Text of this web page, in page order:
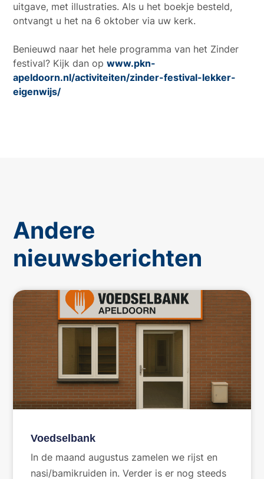
uitgave, met illustraties. Als u het boekje besteld,
ontvangt u het na 6 oktober via uw kerk.
Benieuwd naar het hele programma van het Zinder
festival? Kijk dan opwww.pkn-
apeldoorn.nl/activiteiten/zinder-festival-lekker-
eigenwijs/
Andere
nieuwsberichten
Voedselbank
In de maand augustus zamelen we rijst en
nasi/bamikruiden in. Verder is er nog steeds